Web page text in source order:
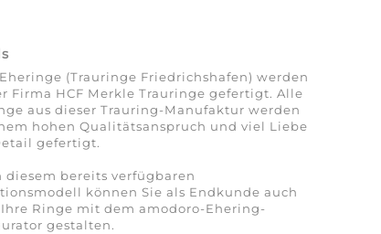
(Trauringe Friedrichshafen) werden
Firma HCF Merkle Trauringe gefertigt. Alle
aus dieser Trauring-Manufaktur werden
hohen Qualitätsanspruch und viel Liebe
gefertigt.
diesem bereits verfügbaren
können Sie als Endkunde auch
Ringe mit dem amodoro-Ehering-
gestalten.